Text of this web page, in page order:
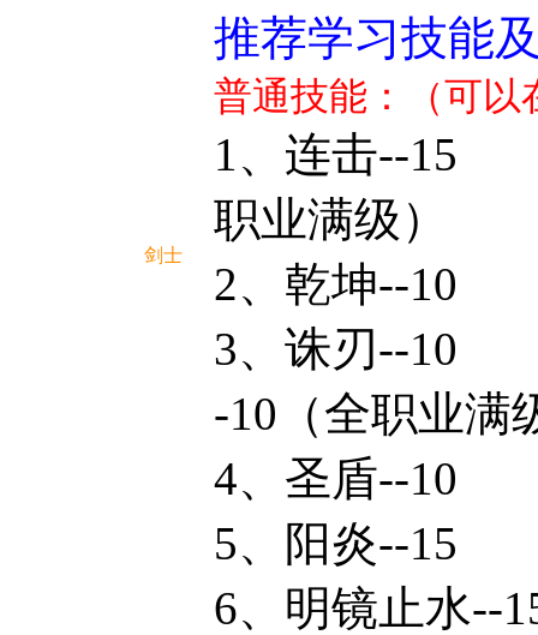
剑士
推荐学习技能
普通技能：（可以
1、连
职业满级）
2、乾
3、诛
-10（全职业满
4、圣盾--10
5、阳炎--15
6、明镜止水--